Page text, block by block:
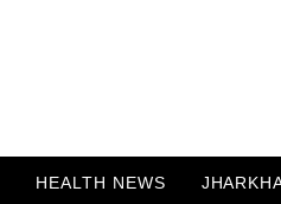
HEALTH NEWS